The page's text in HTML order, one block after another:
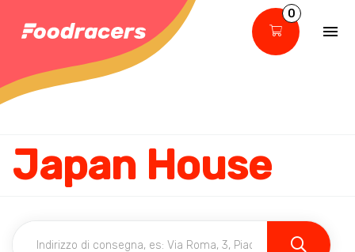
0
Japan House